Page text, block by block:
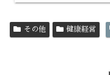
その他 健康経営